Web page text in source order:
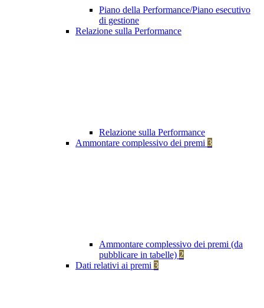
Piano della Performance/Piano esecutivo
di gestione
Relazione sulla Performance
Relazione sulla Performance
Ammontare complessivo dei premi 3
Ammontare complessivo dei premi (da
pubblicare in tabelle) 2
Dati relativi ai premi 3